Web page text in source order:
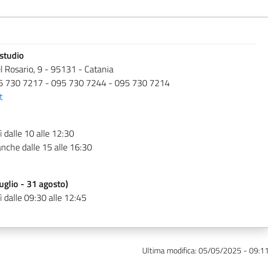
Rosario, 9 - 95131 - Catania
730 7217 - 095 730 7244 - 095 730 7214
dalle 10 alle 12:30
dalle 15 alle 16:30
- 31 agosto)
dalle 09:30 alle 12:45
Ultima modifica:05/05/2025 - 09:11